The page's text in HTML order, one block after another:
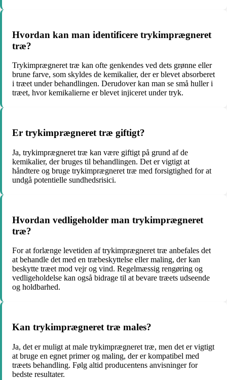
Hvordan kan man identificere trykimprægneret
træ?
Trykimprægneret træ kan ofte genkendes ved dets grønne eller
brune farve, som skyldes de kemikalier, der er blevet absorberet
i træet under behandlingen. Derudover kan man se små huller i
træet, hvor kemikalierne er blevet injiceret under tryk.
Er trykimprægneret træ giftigt?
Ja, trykimprægneret træ kan være giftigt på grund af de
kemikalier, der bruges til behandlingen. Det er vigtigt at
håndtere og bruge trykimprægneret træ med forsigtighed for at
undgå potentielle sundhedsrisici.
Hvordan vedligeholder man trykimprægneret
træ?
For at forlænge levetiden af trykimprægneret træ anbefales det
at behandle det med en træbeskyttelse eller maling, der kan
beskytte træet mod vejr og vind. Regelmæssig rengøring og
vedligeholdelse kan også bidrage til at bevare træets udseende
og holdbarhed.
Kan trykimprægneret træ males?
Ja, det er muligt at male trykimprægneret træ, men det er vigtigt
at bruge en egnet primer og maling, der er kompatibel med
træets behandling. Følg altid producentens anvisninger for
bedste resultater.